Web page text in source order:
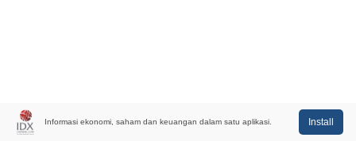
Informasi ekonomi, saham dan keuangan dalam satu aplikasi. Install